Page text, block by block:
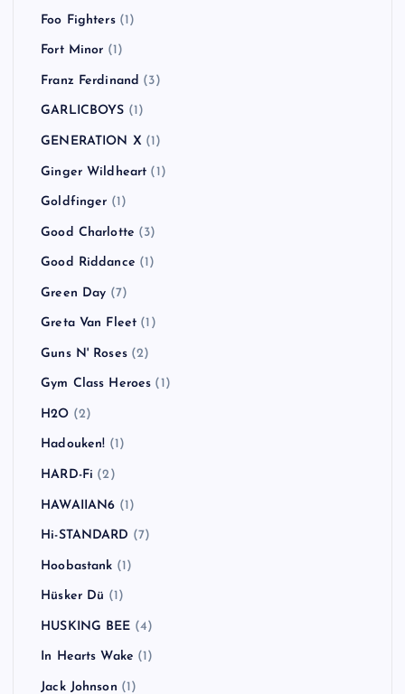
Foo Fighters(1)
Fort Minor (1)
Franz Ferdinand (3)
GARLICBOYS (1)
GENERATION X (1)
Ginger Wildheart (1)
Goldfinger (1)
Good Charlotte (3)
Good Riddance (1)
Green Day (7)
Greta Van Fleet (1)
Guns N' Roses(2)
Gym Class Heroes (1)
H2O (2)
Hadouken! (1)
HARD-Fi (2)
HAWAIIAN6 (1)
Hi-STANDARD (7)
Hoobastank (1)
Hüsker Dü (1)
HUSKING BEE (4)
In Hearts Wake (1)
Jack Johnson (1)